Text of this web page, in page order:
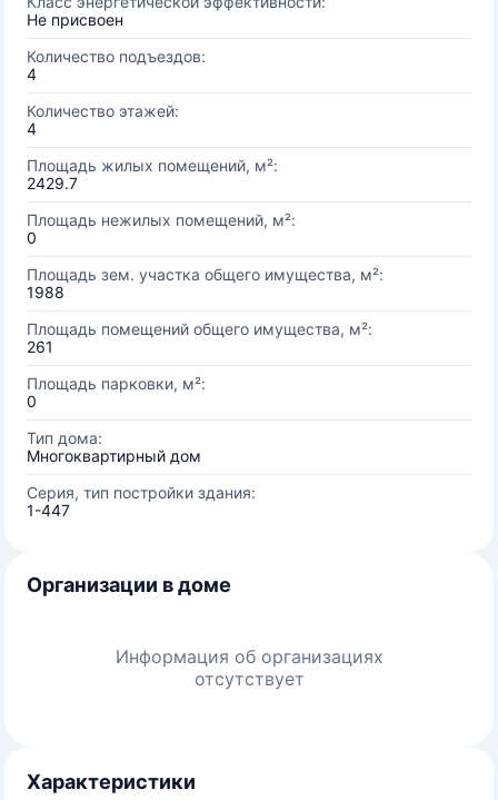
Не присвоен
Количество подъездов:
4
Количество этажей:
4
Площадь жилых помещений, м²:
2429.7
Площадь нежилых помещений, м²:
0
Площадь зем. участка общего имущества, м²:
1988
Площадь помещений общего имущества, м²:
261
Площадь парковки, м²:
0
Тип дома:
Многоквартирный дом
Серия, тип постройки здания:
1-447
Организации в доме
Информация об организациях
отсутствует
Характеристики